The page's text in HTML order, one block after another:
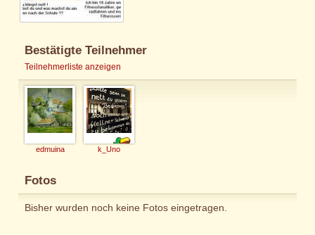
Bestätigte Teilnehmer
Teilnehmerliste anzeigen
edmuina k_Uno
Fotos
Bisher wurden noch keine Fotos eingetragen.